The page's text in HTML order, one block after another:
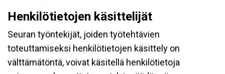
Henkilötietojen käsittelijät
Seuran työntekijät, joiden työtehtävien
toteuttamiseksi henkilötietojen käsittely on
välttämätöntä, voivat käsitellä henkilötietoja